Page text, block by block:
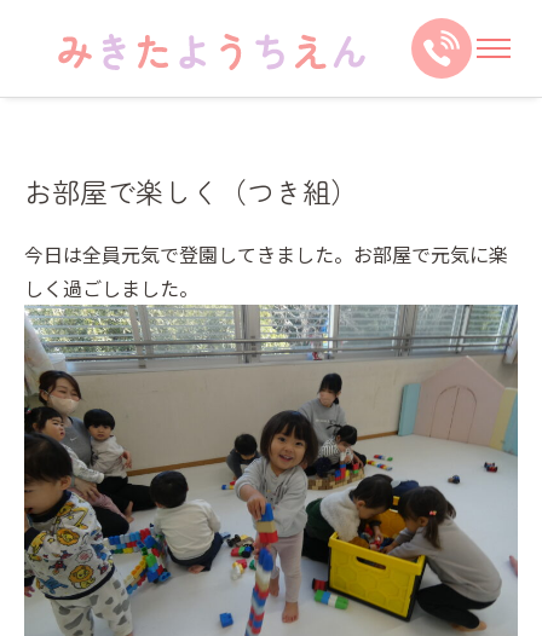
お部屋で楽しく（つき組）
今日は全員元気で登園してきました。お部屋で元気に楽
しく過ごしました。